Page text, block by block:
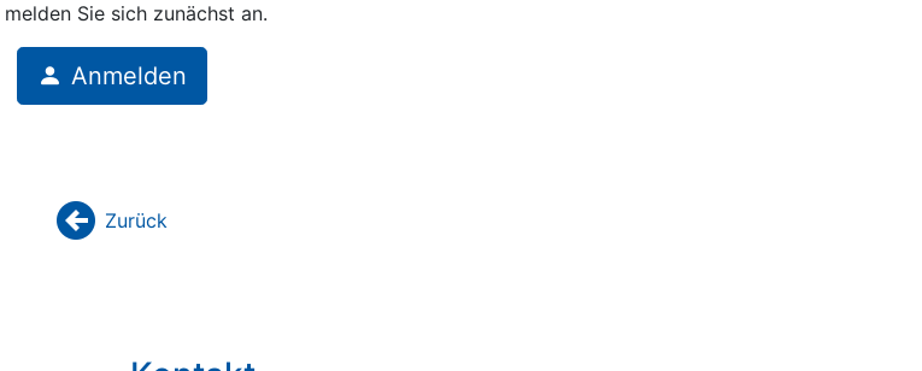
Sie sich zunächst an.
Anmelden
backward Zurück